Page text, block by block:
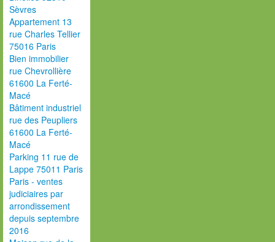
Sèvres
Appartement 13
rue Charles Tellier
75016 Paris
Bien immobilier
rue Chevrollière
61600 La Ferté-
Macé
Bâtiment industriel
rue des Peupliers
61600 La Ferté-
Macé
Parking 11 rue de
Lappe 75011 Paris
Paris - ventes
judiciaires par
arrondissement
depuis septembre
2016